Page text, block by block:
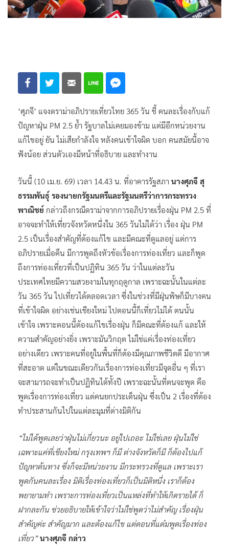
‘ศุภจี’ แจงดราม่าอภิปรายเที่ยวไทย 365 วัน ชี้ คนละเรื่องกับแก้
ปัญหาฝุ่น PM 2.5 ย้ำ รัฐบาลไม่เคยมองข้าม แต่มีอีกหน่วยงาน
แก้ไขอยู่ ยัน ไม่เสียกำลังใจ หลังคนเข้าใจผิด บอก คนสมัยนี้อาจ
ฟังน้อย ส่วนตัวเองมีหน้าที่อธิบาย และทำงาน
วันนี้ (10 เม.ย. 69) เวลา 14.43 น. ที่อาคารรัฐสภา นางศุภจี สุ
ธรรมพันธุ์ รองนายกรัฐมนตรีและรัฐมนตรีว่าการกระทรวง
พาณิชย์ กล่าวถึงกรณีดราม่าจากการอภิปรายเรื่องฝุ่น PM 2.5 ที่
อาจจะทำให้เที่ยวจังหวัดหนึ่งใน 365 วันไม่ได้ว่า เรื่อง ฝุ่น PM
2.5 เป็นเรื่องสำคัญที่ต้องแก้ไข และมีคณะที่ดูแลอยู่ แต่การ
อภิปรายเมื่อคืน มีการพูดถึงหัวข้อเรื่องการท่องเที่ยว และก็พูด
ถึงการท่องเที่ยวที่เป็นปฏิทิน 365 วัน ว่าในแต่ละวัน
ประเทศไทยมีความสวยงามในทุกฤดูกาล เพราะฉะนั้นในแต่ละ
วัน 365 วัน ไปเที่ยวได้ตลอดเวลา ซึ่งในช่วงที่มีฝุ่นพิษก็มีบางคน
ที่เข้าใจผิด อย่างเช่นเชียงใหม่ ไปตอนนี้ก็เที่ยวไม่ได้ ตนนั้น
เข้าใจ เพราะตอนนี้ต้องแก้ไขเรื่องฝุ่น ก็มีคณะที่ต้องแก้ และให้
ความสำคัญอย่างยิ่ง เพราะมันวิกฤต ไม่ใช่แค่เรื่องท่องเที่ยว
อย่างเดียว เพราะคนที่อยู่ในพื้นที่ก็ต้องมีคุณภาพชีวิตดี มีอากาศ
ที่สะอาด แต่ในขณะเดียวกันเรื่องการท่องเที่ยวมีจุดอื่น ๆ ที่เรา
จะสามารถจะทำเป็นปฏิทินได้ทั้งปี เพราะฉะนั้นที่ตนจะพูด คือ
พูดเรื่องการท่องเที่ยว แต่คนยกประเด็นฝุ่น ซึ่งเป็น 2 เรื่องที่ต้อง
ทำประสานกันไปในแต่ละมุมที่ต่างมิติกัน
“ไม่ได้พูดเลยว่าฝุ่นไม่เกี่ยวนะ อยู่ไปเถอะ ไม่ใช่เลย ฝุ่นไม่ใช่
เฉพาะแค่ที่เชียงใหม่ กรุงเทพฯ ก็มี ต่างจังหวัดก็มี ก็ต้องไปแก้
ปัญหาต้นทาง ซึ่งก็จะมีหน่วยงาน มีกระทรวงที่ดูแล เพราะเรา
พูดกันคนละเรื่อง มิติเรื่องท่องเที่ยวก็เป็นมิติหนึ่ง เราก็ต้อง
พยายามทำ เพราะการท่องเที่ยวเป็นแหล่งที่ทำให้เกิดรายได้ ก็
ฝากละกัน ช่วยอธิบายให้เข้าใจว่าไม่ใช่พูดว่าไม่สำคัญ เรื่องฝุ่น
สำคัญค่ะ สำคัญมาก และต้องแก้ไข แต่ตอนที่แต๋มพูดเรื่องท่อง
เที่ยว” นางศุภจี กล่าว